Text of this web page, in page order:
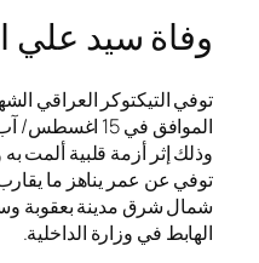
وفاة سيد علي
توفي التيكتوكر العراقي
وذلك إثر أزمة قلبية ألمت
توفي عن عمر يناهز ما
شمال شرق مدينة بعقوبة
الهابط في وزارة الداخلية.